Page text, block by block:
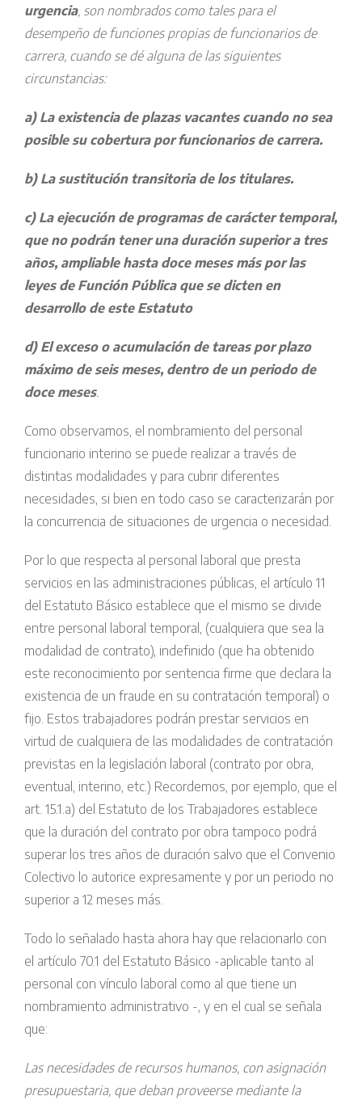
urgencia, son nombrados como tales para el
desempeño de funciones propias de funcionarios de
carrera, cuando se dé alguna de las siguientes
circunstancias:
a) La existencia de plazas vacantes cuando no sea
posible su cobertura por funcionarios de carrera.
b) La sustitución transitoria de los titulares.
c) La ejecución de programas de carácter temporal,
que no podrán tener una duración superior a tres
años, ampliable hasta doce meses más por las
leyes de Función Pública que se dicten en
desarrollo de este Estatuto
d) El exceso o acumulación de tareas por plazo
máximo de seis meses, dentro de un periodo de
doce meses.
Como observamos, el nombramiento del personal
funcionario interino se puede realizar a través de
distintas modalidades y para cubrir diferentes
necesidades, si bien en todo caso se caracterizarán por
la concurrencia de situaciones de urgencia o necesidad.
Por lo que respecta al personal laboral que presta
servicios en las administraciones públicas, el artículo 11
del Estatuto Básico establece que el mismo se divide
entre personal laboral temporal, (cualquiera que sea la
modalidad de contrato), indefinido (que ha obtenido
este reconocimiento por sentencia firme que declara la
existencia de un fraude en su contratación temporal) o
fijo. Estos trabajadores podrán prestar servicios en
virtud de cualquiera de las modalidades de contratación
previstas en la legislación laboral (contrato por obra,
eventual, interino, etc.) Recordemos, por ejemplo, que el
art. 15.1.a) del Estatuto de los Trabajadores establece
que la duración del contrato por obra tampoco podrá
superar los tres años de duración salvo que el Convenio
Colectivo lo autorice expresamente y por un periodo no
superior a 12 meses más.
Todo lo señalado hasta ahora hay que relacionarlo con
el artículo 70.1 del Estatuto Básico -aplicable tanto al
personal con vínculo laboral como al que tiene un
nombramiento administrativo -, y en el cual se señala
que:
Las necesidades de recursos humanos, con asignación
presupuestaria, que deban proveerse mediante la